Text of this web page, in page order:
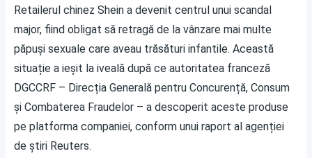
Retailerul chinez Shein a devenit centrul unui scandal
major, fiind obligat să retragă de la vânzare mai multe
păpuși sexuale care aveau trăsături infantile. Această
situație a ieșit la iveală după ce autoritatea franceză
DGCCRF – Direcția Generală pentru Concurență, Consum
și Combaterea Fraudelor – a descoperit aceste produse
pe platforma companiei, conform unui raport al agenției
de știri Reuters.